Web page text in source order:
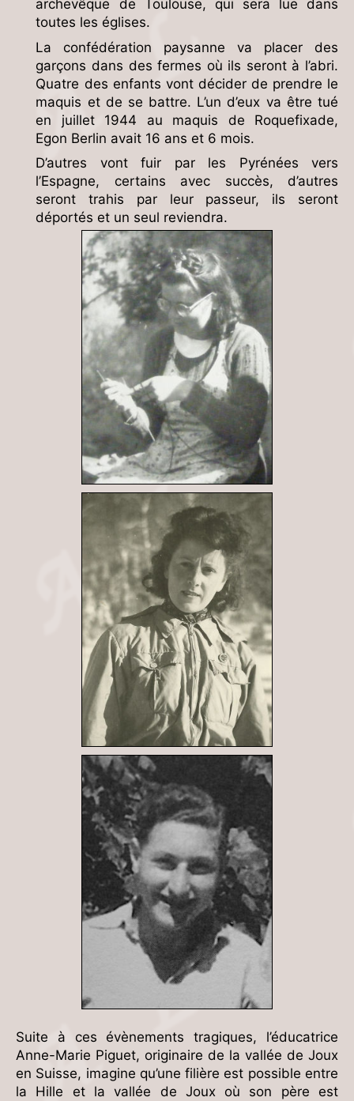
archevêque de Toulouse, qui sera lue dans
toutes les églises.
La confédération paysanne va placer des
garçons dans des fermes où ils seront à l’abri.
Quatre des enfants vont décider de prendre le
maquis et de se battre. L’un d’eux va être tué
en juillet 1944 au maquis de Roquefixade,
Egon Berlin avait 16 ans et 6 mois.
D’autres vont fuir par les Pyrénées vers
l’Espagne, certains avec succès, d’autres
seront trahis par leur passeur, ils seront
déportés et un seul reviendra.
Suite à ces évènements tragiques, l’éducatrice
Anne-Marie Piguet, originaire de la vallée de Joux
en Suisse, imagine qu’une filière est possible entre
la Hille et la vallée de Joux où son père est